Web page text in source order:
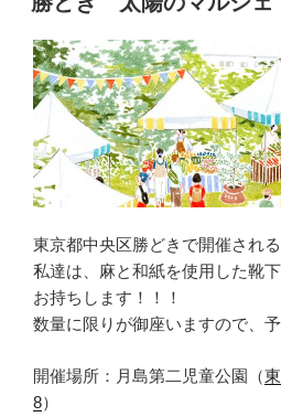
日:
東京都中央区勝どきで開催され
私達は、麻と和紙を使用した靴
お持ちします！！！
数量に限りが御座いますので、予
開催場所：月島第二児童公園（
8）